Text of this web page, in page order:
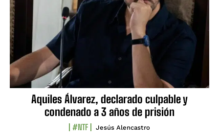
Aquiles Álvarez, declarado culpable y
condenado a 3 años de prisión
#NTF Jesús Alencastro